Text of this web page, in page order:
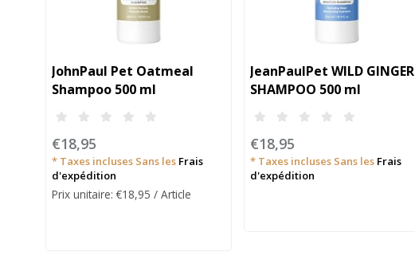
JohnPaul Pet Oatmeal
Shampoo 500 ml
€18,95
* Taxes incluses Sans les Frais
d'expédition
Prix unitaire: €18,95 / Article
JeanPaulPet WILD GINGER
SHAMPOO 500 ml
€18,95
* Taxes incluses Sans les Frais
d'expédition